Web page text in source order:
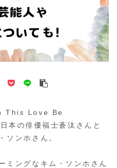
This Love Be
本の俳優福士蒼汰さんと
ソンホさん。
ミングなキム・ソンホさん